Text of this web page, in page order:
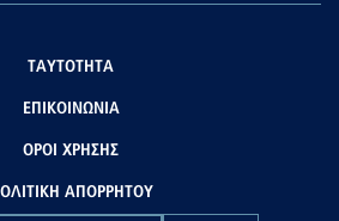
ΤΑΥΤΟΤΗΤΑ
ΕΠΙΚΟΙΝΩΝΙΑ
ΟΡΟΙ ΧΡΗΣΗΣ
ΑΠΟΡΡΗΤΟΥ